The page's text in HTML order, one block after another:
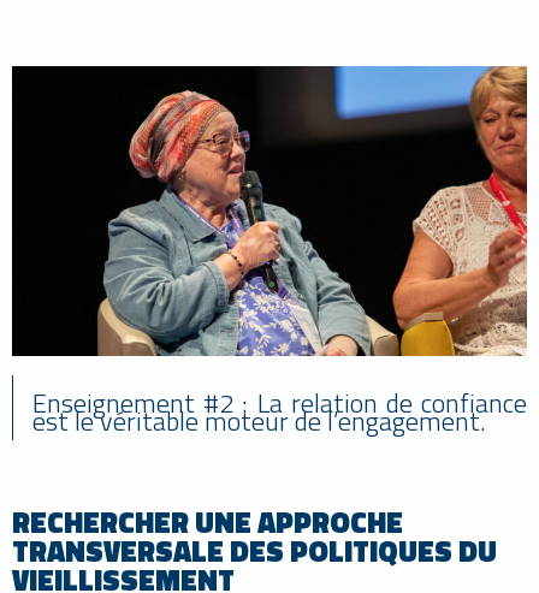
Enseignement #2 : La relation de confiance
est le véritable moteur de l’engagement.
RECHERCHER UNE APPROCHE
TRANSVERSALE DES POLITIQUES DU
VIEILLISSEMENT